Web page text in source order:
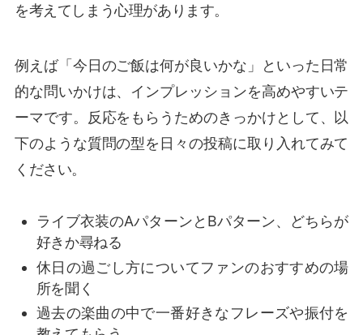
を考えてしまう心理があります。
例えば「今日のご飯は何が良いかな」といった日常
的な問いかけは、インプレッションを高めやすいテ
ーマです。反応をもらうためのきっかけとして、以
下のような質問の型を日々の投稿に取り入れてみて
ください。
ライブ衣装のAパターンとBパターン、どちらが
好きか尋ねる
休日の過ごし方についてファンのおすすめの場
所を聞く
過去の楽曲の中で一番好きなフレーズや振付を